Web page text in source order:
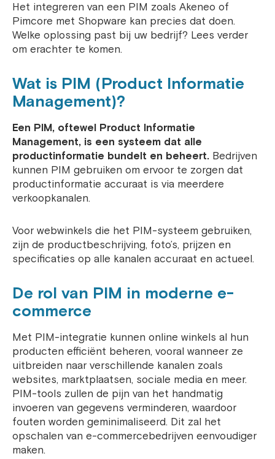
Het integreren van een PIM zoals Akeneo of
Pimcore met Shopware kan precies dat doen.
Welke oplossing past bij uw bedrijf? Lees verder
om erachter te komen.
Wat is PIM (Product Informatie
Management)?
Een PIM, oftewel Product Informatie
Management, is een systeem dat alle
productinformatie bundelt en beheert. Bedrijven
kunnen PIM gebruiken om ervoor te zorgen dat
productinformatie accuraat is via meerdere
verkoopkanalen.
Voor webwinkels die het PIM-systeem gebruiken,
zijn de productbeschrijving, foto’s, prijzen en
specificaties op alle kanalen accuraat en actueel.
De rol van PIM in moderne e-
commerce
Met PIM-integratie kunnen online winkels al hun
producten efficiënt beheren, vooral wanneer ze
uitbreiden naar verschillende kanalen zoals
websites, marktplaatsen, sociale media en meer.
PIM-tools zullen de pijn van het handmatig
invoeren van gegevens verminderen, waardoor
fouten worden geminimaliseerd. Dit zal het
opschalen van e-commercebedrijven eenvoudiger
maken.